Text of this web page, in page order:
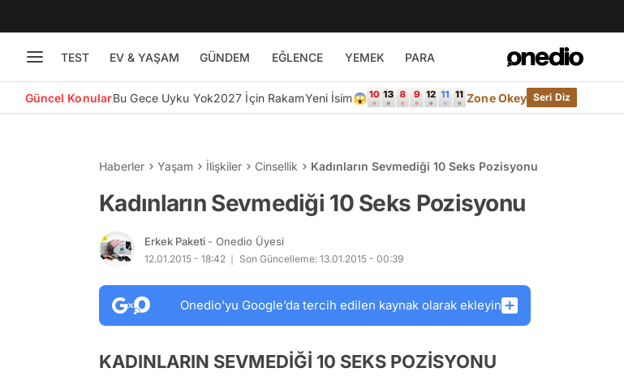
TEST EV & YAŞAM GÜNDEM EĞLENCE YEMEK PARA
Güncel KonularBu Gece Uyku Yok2027 İçin RakamYeni İsim😱 Zone Okey Seri Diz
Haberler Yaşam İlişkiler Cinsellik Kadınların Sevmediği 10 Seks Pozisyonu
Kadınların Sevmediği 10 Seks Pozisyonu
Erkek Paketi - Onedio Üyesi
12.01.2015 - 18:42 Son Güncelleme: 13.01.2015 - 00:39
Onedio’yu Google’da tercih edilen kaynak olarak ekleyin
KADINLARIN SEVMEDİĞİ 10 SEKS POZİSYONU